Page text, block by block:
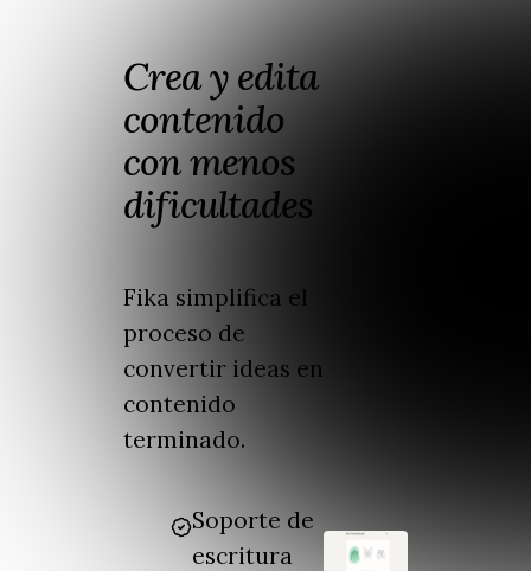
Crea y edita
contenido
con menos
dificultades
Fika simplifica el
proceso de
convertir ideas en
contenido
terminado.
Soporte de
escritura